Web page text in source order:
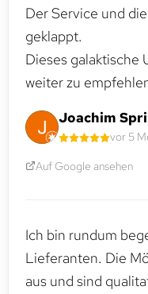
Der Service und
geklappt.
Dieses
weiter zu
Joachim
vor 5
Auf Google ansehen
Ich bin rundum
Lieferanten. Die
aus und sind